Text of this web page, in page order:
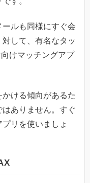
ルも同様にすぐ会
して、有名なタッ
けマッチングアプ
ける傾向があるた
ありません。すぐ
リを使いましょ